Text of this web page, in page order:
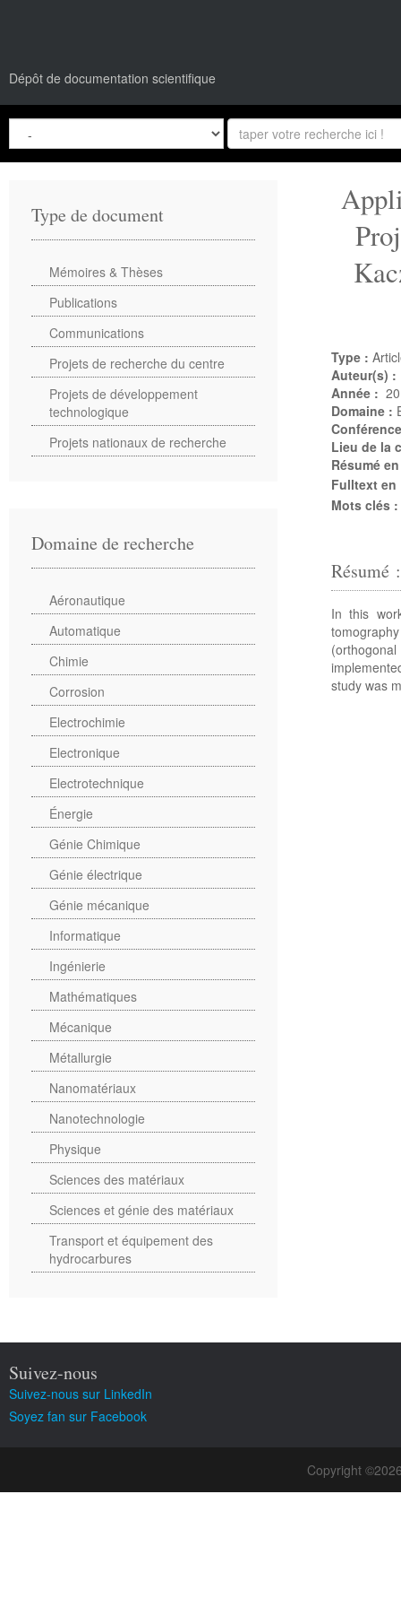
Dépôt de documentation scientifique
Type :
Auteur(s) :
Année :
Domaine :
Lieu de la
Résumé
Fulltext en
Mots clés :
In this
study was
Type de document
Mémoires & Thèses
Publications
Communications
Projets de recherche du centre
Projets de développement
technologique
Projets nationaux de recherche
Domaine de recherche
Aéronautique
Automatique
Chimie
Corrosion
Electrochimie
Electronique
Electrotechnique
Énergie
Génie Chimique
Génie électrique
Génie mécanique
Informatique
Ingénierie
Mathématiques
Mécanique
Métallurgie
Nanomatériaux
Nanotechnologie
Physique
Sciences des matériaux
Sciences et génie des matériaux
Transport et équipement des
hydrocarbures
Suivez-nous
Suivez-nous sur LinkedIn
Soyez fan sur Facebook
Copyright